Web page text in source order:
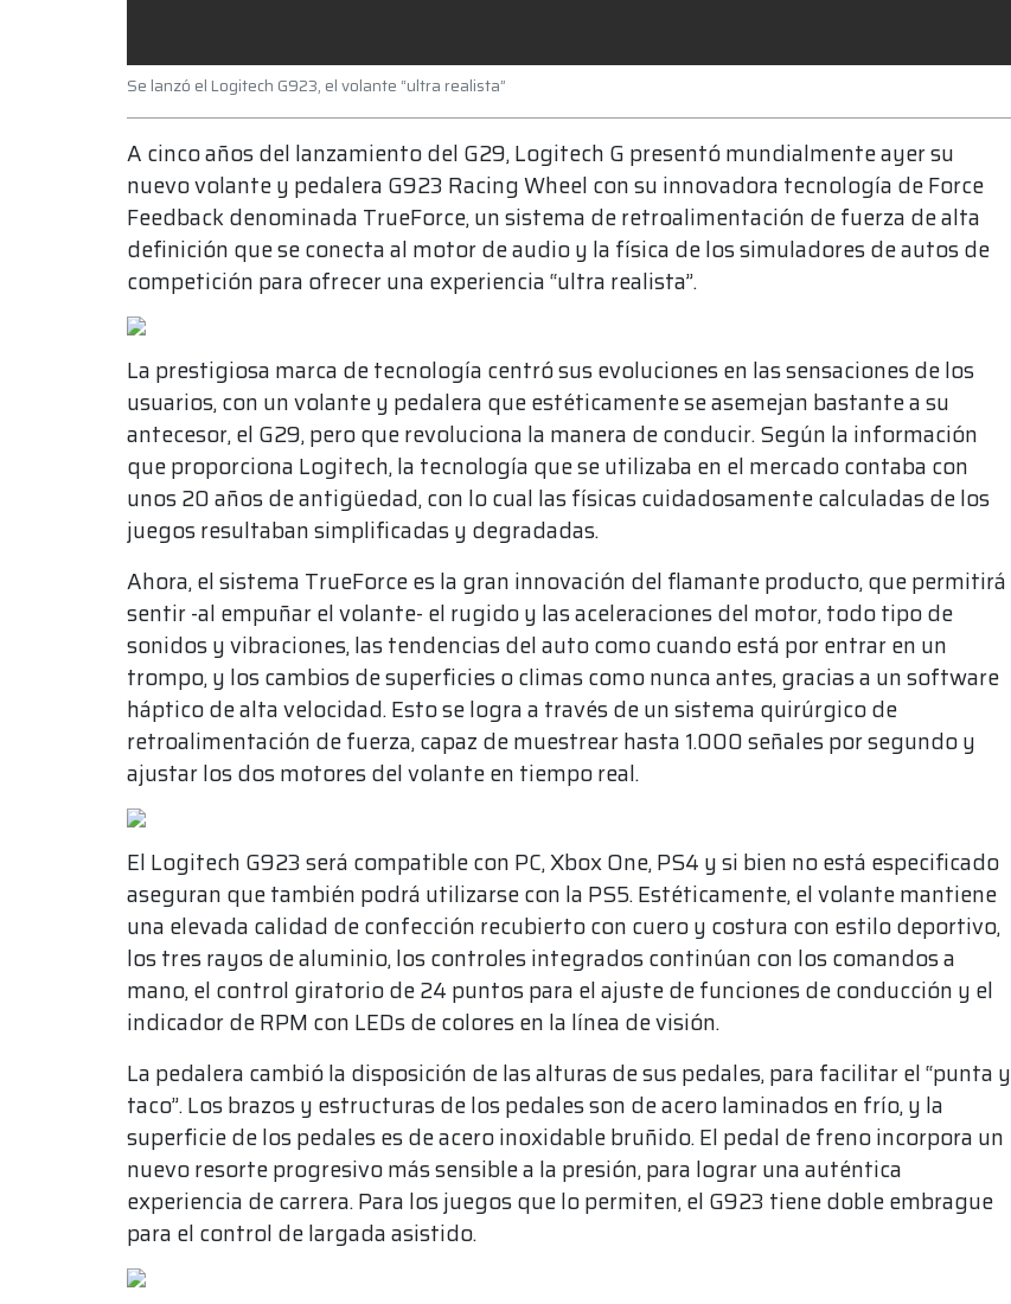
Se lanzó el Logitech G923, el volante “ultra realista”
A cinco años del lanzamiento del G29, Logitech G presentó mundialmente ayer su
nuevo volante y pedalera G923 Racing Wheel con su innovadora tecnología de Force
Feedback denominada TrueForce, un sistema de retroalimentación de fuerza de alta
definición que se conecta al motor de audio y la física de los simuladores de autos de
competición para ofrecer una experiencia “ultra realista”.
La prestigiosa marca de tecnología centró sus evoluciones en las sensaciones de los
usuarios, con un volante y pedalera que estéticamente se asemejan bastante a su
antecesor, el G29, pero que revoluciona la manera de conducir. Según la información
que proporciona Logitech, la tecnología que se utilizaba en el mercado contaba con
unos 20 años de antigüedad, con lo cual las físicas cuidadosamente calculadas de los
juegos resultaban simplificadas y degradadas.
Ahora, el sistema TrueForce es la gran innovación del flamante producto, que permitirá
sentir -al empuñar el volante- el rugido y las aceleraciones del motor, todo tipo de
sonidos y vibraciones, las tendencias del auto como cuando está por entrar en un
trompo, y los cambios de superficies o climas como nunca antes, gracias a un software
háptico de alta velocidad. Esto se logra a través de un sistema quirúrgico de
retroalimentación de fuerza, capaz de muestrear hasta 1.000 señales por segundo y
ajustar los dos motores del volante en tiempo real.
El Logitech G923 será compatible con PC, Xbox One, PS4 y si bien no está especificado
aseguran que también podrá utilizarse con la PS5. Estéticamente, el volante mantiene
una elevada calidad de confección recubierto con cuero y costura con estilo deportivo,
los tres rayos de aluminio, los controles integrados continúan con los comandos a
mano, el control giratorio de 24 puntos para el ajuste de funciones de conducción y el
indicador de RPM con LEDs de colores en la línea de visión.
La pedalera cambió la disposición de las alturas de sus pedales, para facilitar el “punta y
taco”. Los brazos y estructuras de los pedales son de acero laminados en frío, y la
superficie de los pedales es de acero inoxidable bruñido. El pedal de freno incorpora un
nuevo resorte progresivo más sensible a la presión, para lograr una auténtica
experiencia de carrera. Para los juegos que lo permiten, el G923 tiene doble embrague
para el control de largada asistido.